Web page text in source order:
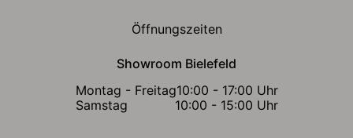
Öffnungszeiten
Showroom Bielefeld
Montag - Freitag10:00 - 17:00 Uhr
Samstag
10:00 - 15:00 Uhr